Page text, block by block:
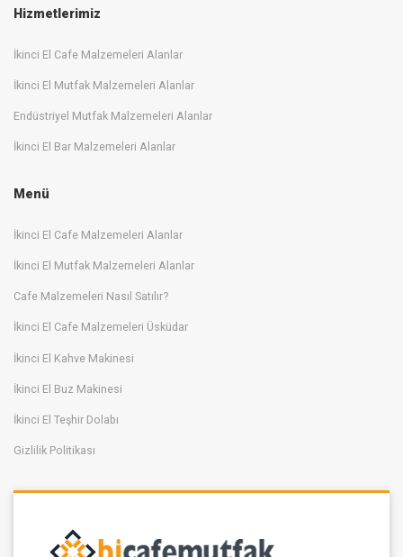
Hizmetlerimiz
İkinci El Cafe Malzemeleri Alanlar
İkinci El Mutfak Malzemeleri Alanlar
Endüstriyel Mutfak Malzemeleri Alanlar
İkinci El Bar Malzemeleri Alanlar
Menü
İkinci El Cafe Malzemeleri Alanlar
İkinci El Mutfak Malzemeleri Alanlar
Cafe Malzemeleri Nasıl Satılır?
İkinci El Cafe Malzemeleri Üsküdar
İkinci El Kahve Makinesi
İkinci El Buz Makinesi
İkinci El Teşhir Dolabı
Gizlilik Politikası